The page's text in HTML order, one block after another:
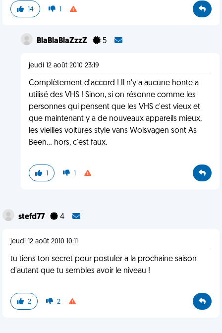
14 1
BlaBlaBlaZzzZ 5
jeudi 12 août 2010 23:19
Complètement d'accord ! Il n'y a aucune honte a
utilisé des VHS ! Sinon, si on résonne comme les
personnes qui pensent que les VHS c'est vieux et
que maintenant y a de nouveaux appareils mieux,
les vieilles voitures style vans Wolsvagen sont As
Been... hors, c'est faux.
1 1
stefd77 4
jeudi 12 août 2010 10:11
tu tiens ton secret pour postuler a la prochaine saison
d'autant que tu sembles avoir le niveau !
2 2